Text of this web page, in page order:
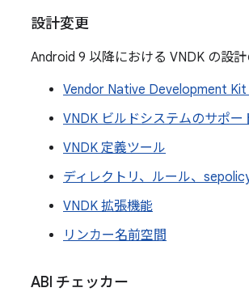
設計変更
Android 9 以降における VNDK の設
Vendor Native Development Kit
VNDK ビルドシステムのサポー
VNDK 定義ツール
ディレクトリ、ルール、
VNDK 拡張機能
リンカー名前空間
ABI チェッカー